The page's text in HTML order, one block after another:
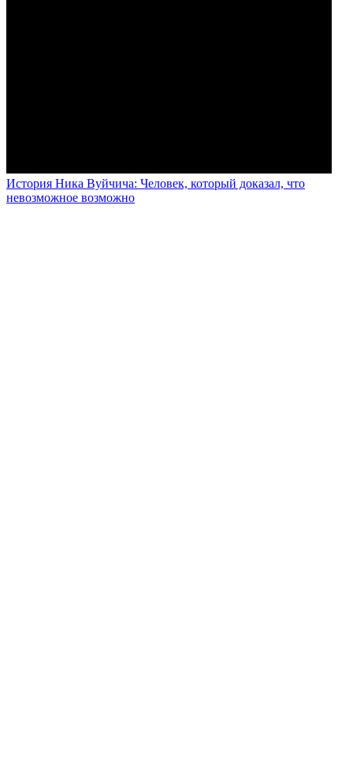
История Ника Вуйчича: Человек, который доказал, что
невозможное возможно